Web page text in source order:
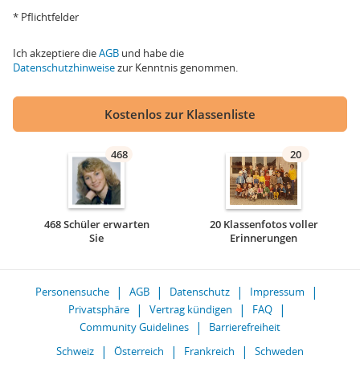
* Pflichtfelder
Ich akzeptiere dieAGB und habe die
Datenschutzhinweisezur Kenntnis genommen.
Kostenlos zur Klassenliste
468
468 Schüler erwarten
Sie
20
20 Klassenfotos voller
Erinnerungen
Personensuche AGB Datenschutz
Impressum
Privatsphäre
Vertrag kündigen
FAQ
Community Guidelines
Barrierefreiheit
Schweiz
Österreich Frankreich Schweden